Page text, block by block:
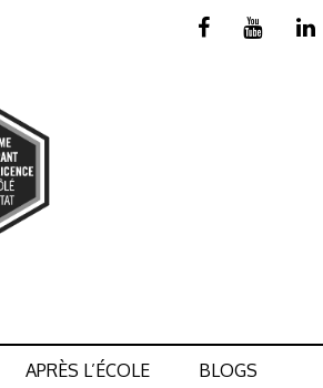
APRÈS L’ÉCOLE BLOGS